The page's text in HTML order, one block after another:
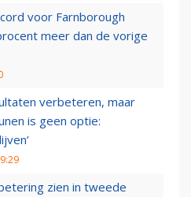
voor Farnborough
meer dan de vorige
verbeteren, maar
is geen optie:
zien in tweede